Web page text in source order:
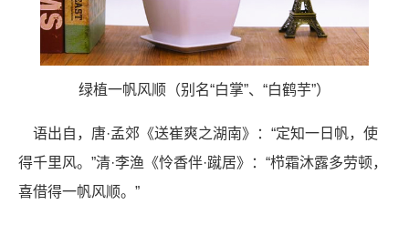
绿植一帆风顺（别名“白掌”、“白鹤芋”）
语出自，唐·孟郊《送崔爽之湖南》：“定知一日帆，使
得千里风。”清·李渔《怜香伴·蹴居》：“栉霜沐露多劳顿，
喜借得一帆风顺。”